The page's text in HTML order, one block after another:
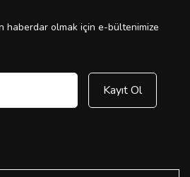
haberdar olmak için e-bültenimize
Kayıt Ol